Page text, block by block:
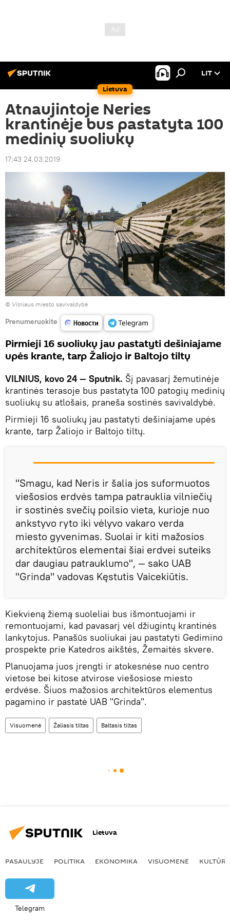
Lietuva
LIT
Atnaujintoje Neries
krantinėje bus pastatyta 100
medinių suoliukų
17:43 24.03.2019
© Vilniaus miesto savivaldybė
Prenumeruokite
Pirmieji 16 suoliukų jau pastatyti dešiniajame
upės krante, tarp Žaliojo ir Baltojo tiltų
VILNIUS, kovo 24 — Sputnik. Šį pavasarį žemutinėje
krantinės terasoje bus pastatyta 100 patogių medinių
suoliukų su atlošais, praneša sostinės savivaldybė.
Pirmieji 16 suoliukų jau pastatyti dešiniajame upės
krante, tarp Žaliojo ir Baltojo tiltų.
"Smagu, kad Neris ir šalia jos suformuotos
viešosios erdvės tampa patrauklia vilniečių
ir sostinės svečių poilsio vieta, kurioje nuo
ankstyvo ryto iki vėlyvo vakaro verda
miesto gyvenimas. Suolai ir kiti mažosios
architektūros elementai šiai erdvei suteiks
dar daugiau patrauklumo", — sako UAB
"Grinda" vadovas Kęstutis Vaicekiūtis.
Kiekvieną žiemą suoleliai bus išmontuojami ir
remontuojami, kad pavasarį vėl džiugintų krantinės
lankytojus. Panašūs suoliukai jau pastatyti Gedimino
prospekte prie Katedros aikštės, Žemaitės skvere.
Planuojama juos įrengti ir atokesnėse nuo centro
vietose bei kitose atvirose viešosiose miesto
erdvėse. Šiuos mažosios architektūros elementus
pagamino ir pastatė UAB "Grinda".
Visuomenė Žaliasis tiltas Baltasis tiltas
Lietuva
PASAULYJE POLITIKA EKONOMIKA VISUOMENĖ KULTŪRA
Telegram